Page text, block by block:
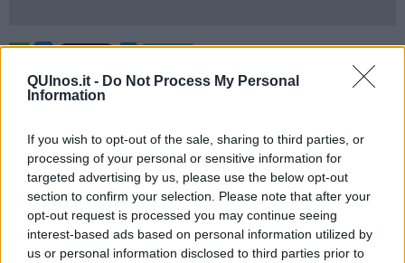
QUInos.it - Do Not Process My Personal
Information
If you wish to opt-out of the sale, sharing to third parties, or
processing of your personal or sensitive information for
targeted advertising by us, please use the below opt-out
section to confirm your selection. Please note that after your
opt-out request is processed you may continue seeing
interest-based ads based on personal information utilized by
us or personal information disclosed to third parties prior to
PISTOIA — Via la plastica, largo alle borracce ecologiche all'Istituto
Fedi Fermi di Pistoia. E' qui che Publiacqua e Legambiente
plastic free . Le nuove borracce si aggiungono alle circa 1.500
distribuite gratuitamente da Publiacqua alle scuole elementari di
Pistoia dal 2019, a cui vanno aggiunte quelle distribuite dal
Comune e che comunque già da sole valgono un risparmio
ambientale stimabile in stimato in 300 mila bottiglie di plastica da
mezzo litro non prodotte, trasportate e smaltite e 30 tonnellate in
meno di CO2.